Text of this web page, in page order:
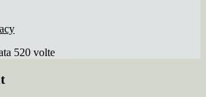
520 volte